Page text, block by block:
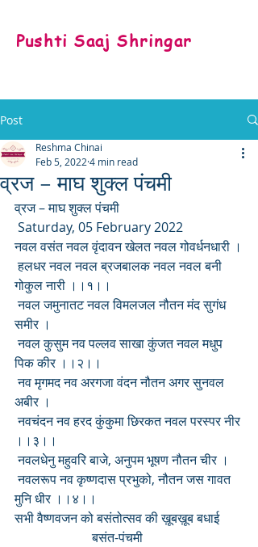
Pushti Saaj Shringar
Post
व्रज – माघ शुक्ल पंचमी
Reshma Chinai
Feb 5, 2022 4 min read
व्रज – माघ शुक्ल पंचमी
Saturday, 05 February 2022
नवल वसंत नवल वृंदावन खेलत नवल गोवर्धनधारी ।
हलधर नवल नवल ब्रजबालक नवल नवल बनी
गोकुल नारी ।।१।।
नवल जमुनातट नवल विमलजल नौतन मंद सुगंध
समीर ।
नवल कुसुम नव पल्लव साखा कुंजत नवल मधुप
पिक कीर ।।२।।
नव मृगमद नव अरगजा वंदन नौतन अगर सुनवल
अबीर ।
नवचंदन नव हरद कुंकुमा छिरकत नवल परस्पर नीर
।।३।।
नवलधेनु महुवरि बाजे, अनुपम भूषण नौतन चीर ।
नवलरूप नव कृष्णदास प्रभुको, नौतन जस गावत
मुनि धीर ।।४।।
सभी वैष्णवजन को बसंतोत्सव की ख़ूबख़ूब बधाई
                        बसंत-पंचमी